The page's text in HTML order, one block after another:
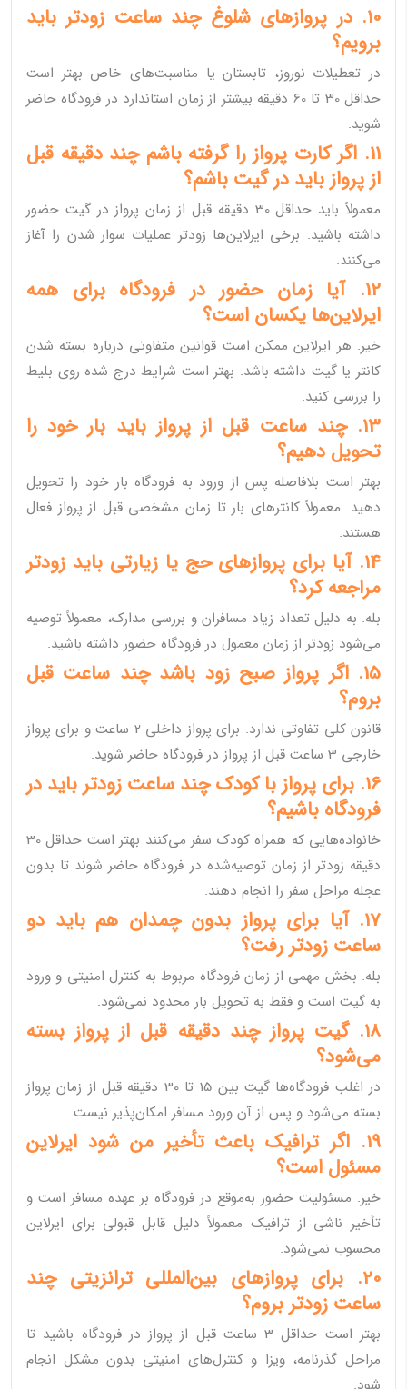
10. در پروازهای شلوغ چند ساعت زودتر باید
برویم؟
در تعطیلات نوروز، تابستان یا مناسبت‌های خاص بهتر است
حداقل 30 تا 60 دقیقه بیشتر از زمان استاندارد در فرودگاه حاضر
شوید.
11. اگر کارت پرواز را گرفته باشم چند دقیقه قبل
از پرواز باید در گیت باشم؟
معمولاً باید حداقل 30 دقیقه قبل از زمان پرواز در گیت حضور
داشته باشید. برخی ایرلاین‌ها زودتر عملیات سوار شدن را آغاز
می‌کنند.
12. آیا زمان حضور در فرودگاه برای همه
ایرلاین‌ها یکسان است؟
خیر. هر ایرلاین ممکن است قوانین متفاوتی درباره بسته شدن
کانتر یا گیت داشته باشد. بهتر است شرایط درج شده روی بلیط
را بررسی کنید.
13. چند ساعت قبل از پرواز باید بار خود را
تحویل دهیم؟
بهتر است بلافاصله پس از ورود به فرودگاه بار خود را تحویل
دهید. معمولاً کانترهای بار تا زمان مشخصی قبل از پرواز فعال
هستند.
14. آیا برای پروازهای حج یا زیارتی باید زودتر
مراجعه کرد؟
بله. به دلیل تعداد زیاد مسافران و بررسی مدارک، معمولاً توصیه
می‌شود زودتر از زمان معمول در فرودگاه حضور داشته باشید.
15. اگر پرواز صبح زود باشد چند ساعت قبل
بروم؟
قانون کلی تفاوتی ندارد. برای پرواز داخلی 2 ساعت و برای پرواز
خارجی 3 ساعت قبل از پرواز در فرودگاه حاضر شوید.
16. برای پرواز با کودک چند ساعت زودتر باید در
فرودگاه باشیم؟
خانواده‌هایی که همراه کودک سفر می‌کنند بهتر است حداقل 30
دقیقه زودتر از زمان توصیه‌شده در فرودگاه حاضر شوند تا بدون
عجله مراحل سفر را انجام دهند.
17. آیا برای پرواز بدون چمدان هم باید دو
ساعت زودتر رفت؟
بله. بخش مهمی از زمان فرودگاه مربوط به کنترل امنیتی و ورود
به گیت است و فقط به تحویل بار محدود نمی‌شود.
18. گیت پرواز چند دقیقه قبل از پرواز بسته
می‌شود؟
در اغلب فرودگاه‌ها گیت بین 15 تا 30 دقیقه قبل از زمان پرواز
بسته می‌شود و پس از آن ورود مسافر امکان‌پذیر نیست.
19. اگر ترافیک باعث تأخیر من شود ایرلاین
مسئول است؟
خیر. مسئولیت حضور به‌موقع در فرودگاه بر عهده مسافر است و
تأخیر ناشی از ترافیک معمولاً دلیل قابل قبولی برای ایرلاین
محسوب نمی‌شود.
20. برای پروازهای بین‌المللی ترانزیتی چند
ساعت زودتر بروم؟
بهتر است حداقل 3 ساعت قبل از پرواز در فرودگاه باشید تا
مراحل گذرنامه، ویزا و کنترل‌های امنیتی بدون مشکل انجام